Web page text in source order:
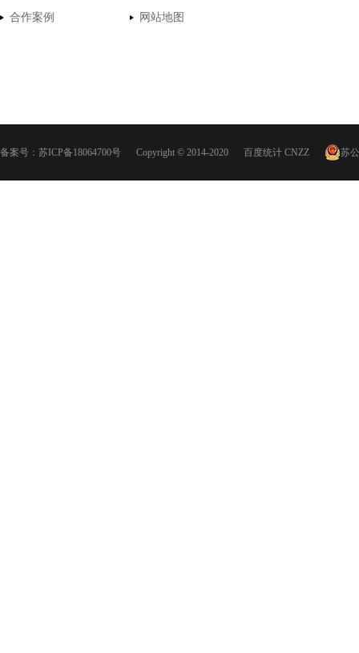
合作案例
网站地图
备案号： 苏ICP备18064700号 Copyright © 2014-2020 百度统计 CNZZ 苏